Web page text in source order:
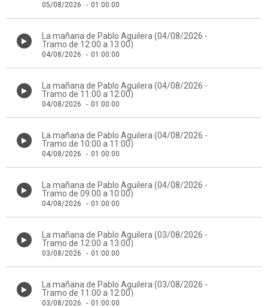
05/08/2026 - 01:00:00
La mañana de Pablo Aguilera (04/08/2026 -
Tramo de 12:00 a 13:00)
04/08/2026 - 01:00:00
La mañana de Pablo Aguilera (04/08/2026 -
Tramo de 11:00 a 12:00)
04/08/2026 - 01:00:00
La mañana de Pablo Aguilera (04/08/2026 -
Tramo de 10:00 a 11:00)
04/08/2026 - 01:00:00
La mañana de Pablo Aguilera (04/08/2026 -
Tramo de 09:00 a 10:00)
04/08/2026 - 01:00:00
La mañana de Pablo Aguilera (03/08/2026 -
Tramo de 12:00 a 13:00)
03/08/2026 - 01:00:00
La mañana de Pablo Aguilera (03/08/2026 -
Tramo de 11:00 a 12:00)
03/08/2026 - 01:00:00